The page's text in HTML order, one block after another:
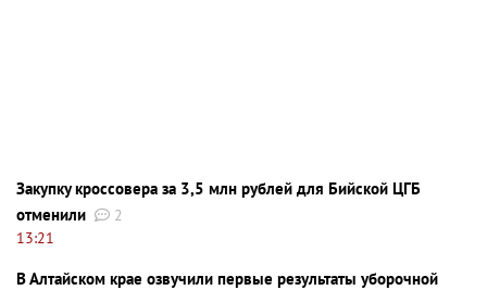
Закупку кроссовера за 3,5 млн рублей для Бийской ЦГБ
отменили
2
13:21
В Алтайском крае озвучили первые результаты уборочной